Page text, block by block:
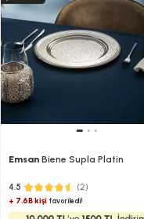
Emsan Biene Supla Platin
4.5 (2)
+ 7.6B kişi favoriledi!